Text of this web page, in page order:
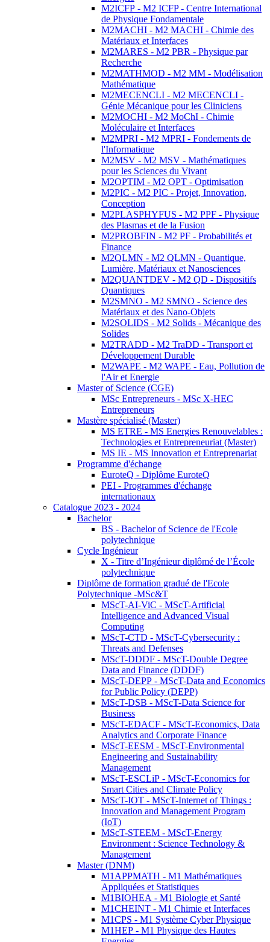
M2ICFP - M2 ICFP - Centre International
de Physique Fondamentale
M2MACHI - M2 MACHI - Chimie des
Matériaux et Interfaces
M2MARES - M2 PBR - Physique par
Recherche
M2MATHMOD - M2 MM - Modélisation
Mathématique
M2MECENCLI - M2 MECENCLI -
Génie Mécanique pour les Cliniciens
M2MOCHI - M2 MoChI - Chimie
Moléculaire et Interfaces
M2MPRI - M2 MPRI - Fondements de
l'Informatique
M2MSV - M2 MSV - Mathématiques
pour les Sciences du Vivant
M2OPTIM - M2 OPT - Optimisation
M2PIC - M2 PIC - Projet, Innovation,
Conception
M2PLASPHYFUS - M2 PPF - Physique
des Plasmas et de la Fusion
M2PROBFIN - M2 PF - Probabilités et
Finance
M2QLMN - M2 QLMN - Quantique,
Lumière, Matériaux et Nanosciences
M2QUANTDEV - M2 QD - Dispositifs
Quantiques
M2SMNO - M2 SMNO - Science des
Matériaux et des Nano-Objets
M2SOLIDS - M2 Solids - Mécanique des
Solides
M2TRADD - M2 TraDD - Transport et
Développement Durable
M2WAPE - M2 WAPE - Eau, Pollution de
l'Air et Energie
Master of Science (CGE)
MSc Entrepreneurs - MSc X-HEC
Entrepreneurs
Mastère spécialisé (Master)
MS ETRE - MS Energies Renouvelables :
Technologies et Entrepreneuriat (Master)
MS IE - MS Innovation et Entreprenariat
Programme d'échange
EuroteQ - Diplôme EuroteQ
PEI - Programmes d'échange
internationaux
Catalogue 2023 - 2024
Bachelor
BS - Bachelor of Science de l'Ecole
polytechnique
Cycle Ingénieur
X - Titre d’Ingénieur diplômé de l’École
polytechnique
Diplôme de formation gradué de l'Ecole
Polytechnique -MSc&T
MScT-AI-ViC - MScT-Artificial
Intelligence and Advanced Visual
Computing
MScT-CTD - MScT-Cybersecurity :
Threats and Defenses
MScT-DDDF - MScT-Double Degree
Data and Finance (DDDF)
MScT-DEPP - MScT-Data and Economics
for Public Policy (DEPP)
MScT-DSB - MScT-Data Science for
Business
MScT-EDACF - MScT-Economics, Data
Analytics and Corporate Finance
MScT-EESM - MScT-Environmental
Engineering and Sustainability
Management
MScT-ESCLiP - MScT-Economics for
Smart Cities and Climate Policy
MScT-IOT - MScT-Internet of Things :
Innovation and Management Program
(IoT)
MScT-STEEM - MScT-Energy
Environment : Science Technology &
Management
Master (DNM)
M1APPMATH - M1 Mathématiques
Appliquées et Statistiques
M1BIOHEA - M1 Biologie et Santé
M1CHEINT - M1 Chimie et Interfaces
M1CPS - M1 Système Cyber Physique
M1HEP - M1 Physique des Hautes